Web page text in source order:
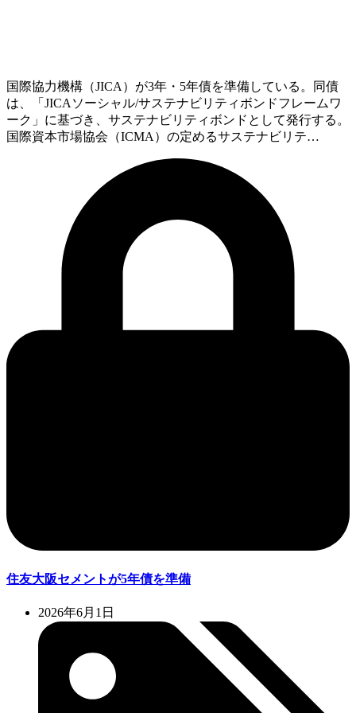
国際協力機構（JICA）が3年・5年債を準備している。同債
は、「JICAソーシャル/サステナビリティボンドフレームワ
ーク」に基づき、サステナビリティボンドとして発行する。
国際資本市場協会（ICMA）の定めるサステナビリテ…
住友大阪セメントが5年債を準備
2026年6月1日